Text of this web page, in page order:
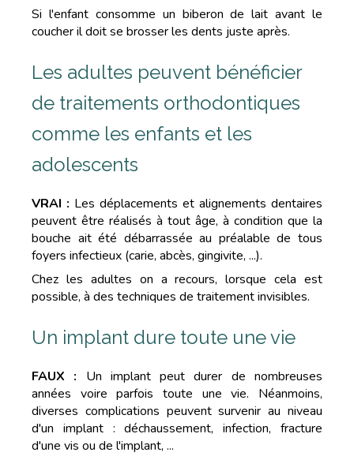
Si l'enfant consomme un biberon de lait avant le
coucher il doit se brosser les dents juste après.
Les adultes peuvent bénéficier
de traitements orthodontiques
comme les enfants et les
adolescents
VRAI : Les déplacements et alignements dentaires
peuvent être réalisés à tout âge, à condition que la
bouche ait été débarrassée au préalable de tous
foyers infectieux (carie, abcès, gingivite, ...).
Chez les adultes on a recours, lorsque cela est
possible, à des techniques de traitement invisibles.
Un implant dure toute une vie
FAUX : Un implant peut durer de nombreuses
années voire parfois toute une vie. Néanmoins,
diverses complications peuvent survenir au niveau
d'un implant : déchaussement, infection, fracture
d'une vis ou de l'implant, ...